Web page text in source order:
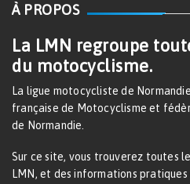
À PROPOS
La LMN regroupe
du motocyclisme.
La ligue motocycliste de
française de Motocyclisme et
de Normandie.
Sur ce site, vous trouverez toutes
LMN, et des informations